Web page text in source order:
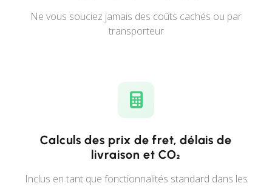
Ne vous souciez jamais des coûts cachés ou par
transporteur
Calculs des prix de fret, délais de
livraison et CO₂
Inclus en tant que fonctionnalités standard dans les